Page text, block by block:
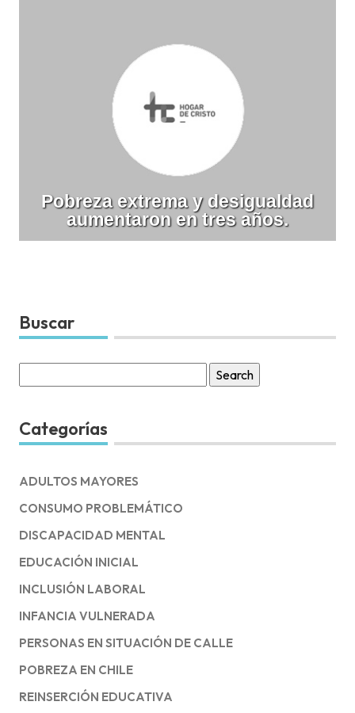
Pobreza extrema y desigualdad
aumentaron en tres años.
Buscar
for:
Categorías
ADULTOS MAYORES
CONSUMO PROBLEMÁTICO
DISCAPACIDAD MENTAL
EDUCACIÓN INICIAL
INCLUSIÓN LABORAL
INFANCIA VULNERADA
PERSONAS EN SITUACIÓN DE CALLE
POBREZA EN CHILE
REINSERCIÓN EDUCATIVA